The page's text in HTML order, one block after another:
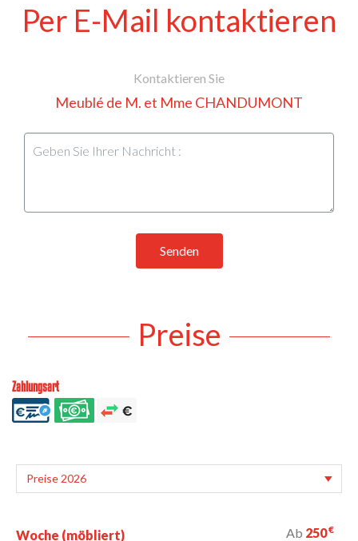
Per E-Mail kontaktieren
Kontaktieren Sie
Meublé de M. et Mme CHANDUMONT
Senden
Preise
Zahlungsart
Woche (möbliert) Ab 250€